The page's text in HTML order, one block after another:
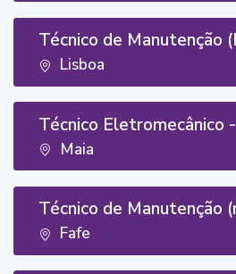
Técnico de Manutenção
Lisboa
Técnico Eletromecânico
Maia
Técnico de Manutenção
Fafe